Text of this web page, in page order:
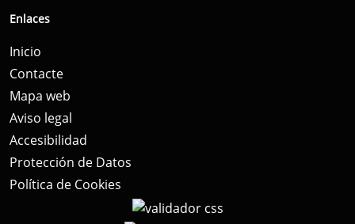
Enlaces
Inicio
Contacte
Mapa web
Aviso legal
Accesibilidad
Protección de Datos
Política de Cookies